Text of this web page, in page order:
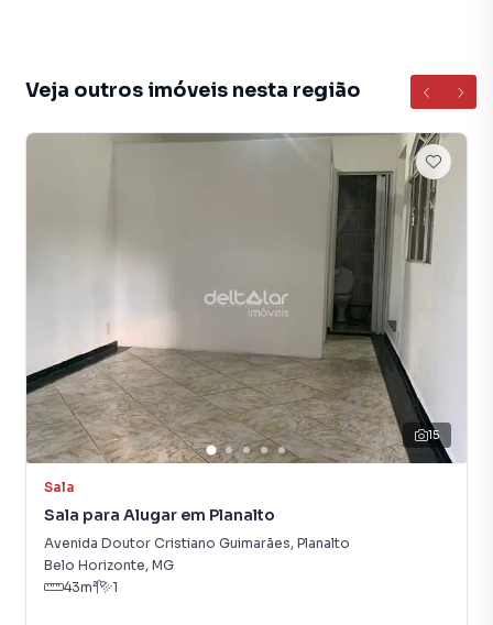
Perfeita para escritórios, consultórios, lojas, estúdios ou
praticidade, privacidade e excelente localização para o seu
negócio. Agende sua visita e conheça esta oportunidade!
- Consumo de água e luz rateado entre os inquilinos.
📌 Observação: Os valores de IPTU, condomínio, seguro
incêndio e demais encargos informados são os
repassados pelas administradoras. São valores estimados
e podem sofrer alterações sem aviso prévio
Loja para Aluguel em região valorizada do bairro Planalto,
em Belo Horizonte. Não encontrou o que procurava ou
99174-0007.
A Deltalar Imóveis tem mais opções de apartamentos,
Veja outros imóveis nesta região
15
Sala
Sala para Alugar em Planalto
Avenida Doutor Cristiano Guimarães, Planalto
Belo Horizonte, MG
43m² 1